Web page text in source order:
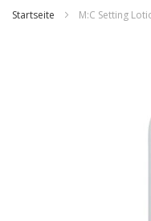
Startseite M:C Setting